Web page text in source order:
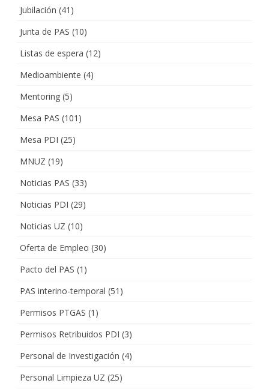
Jubilación (41)
Junta de PAS (10)
Listas de espera (12)
Medioambiente (4)
Mentoring (5)
Mesa PAS (101)
Mesa PDI (25)
MNUZ (19)
Noticias PAS (33)
Noticias PDI (29)
Noticias UZ (10)
Oferta de Empleo (30)
Pacto del PAS (1)
PAS interino-temporal (51)
Permisos PTGAS (1)
Permisos Retribuidos PDI (3)
Personal de Investigación (4)
Personal Limpieza UZ (25)